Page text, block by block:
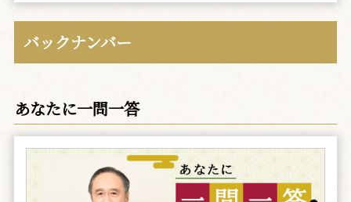
バックナンバー
あなたに一問一答